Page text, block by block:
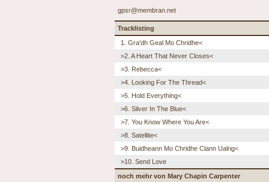
gpsr@membran.net
Tracklisting
1. Gra'dh Geal Mo Chridhe<
>2. A Heart That Never Closes<
>3. Rebecca<
>4. Looking For The Thread<
>5. Hold Everything<
>6. Silver In The Blue<
>7. You Know Where You Are<
>8. Satellite<
>9. Buidheann Mo Chridhe Clann Ualrig<
>10. Send Love
noch mehr von Mary Chapin Carpenter